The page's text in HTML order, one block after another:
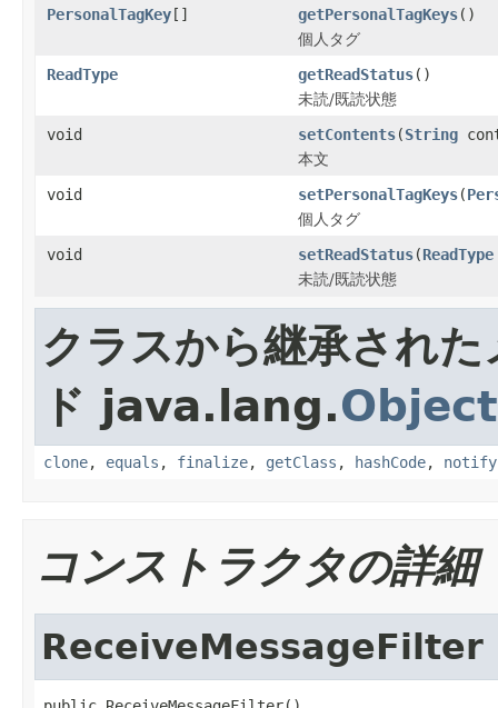
PersonalTagKey[] getPersonalTagKeys()
個人タグ
ReadType
getReadStatus()
未読/既読状態
void
setContents(String
本文
void
setPersonalTagKeys(
個人タグ
void
setReadStatus(ReadType
未読/既読状態
クラスから継承された
ド java.lang.Object
clone, equals , finalize, getClass , hashCode, notify
コンストラクタの詳細
ReceiveMessageFilter